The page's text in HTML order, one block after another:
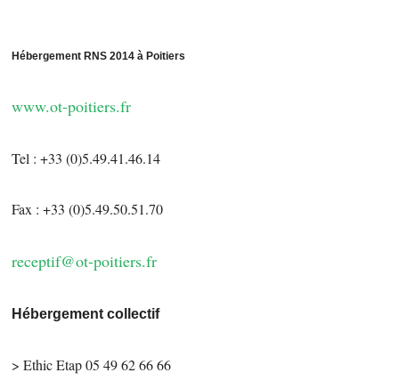
Hébergement RNS 2014 à Poitiers
www.ot-poitiers.fr
Tel : +33 (0)5.49.41.46.14
Fax : +33 (0)5.49.50.51.70
receptif@ot-poitiers.fr
Hébergement collectif
> Ethic Etap 05 49 62 66 66